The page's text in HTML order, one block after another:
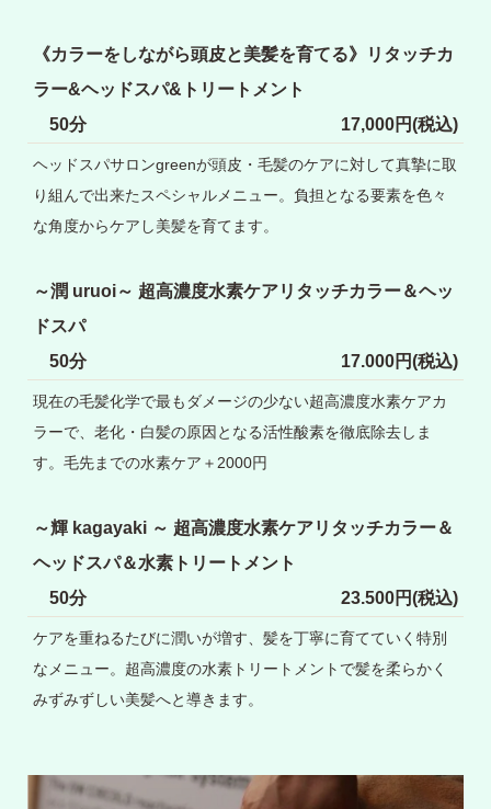
《カラーをしながら頭皮と美髪を育てる》リタッチカ
ラー&ヘッドスパ&トリートメント
50分
17,000円(税込)
ヘッドスパサロンgreenが頭皮・毛髪のケアに対して真摯に取
り組んで出来たスペシャルメニュー。負担となる要素を色々
な角度からケアし美髪を育てます。
～潤 uruoi～ 超高濃度水素ケアリタッチカラー＆ヘッ
ドスパ
50分
17.000円(税込)
現在の毛髪化学で最もダメージの少ない超高濃度水素ケアカ
ラーで、老化・白髪の原因となる活性酸素を徹底除去しま
す。毛先までの水素ケア＋2000円
～輝 kagayaki ～ 超高濃度水素ケアリタッチカラー＆
ヘッドスパ＆水素トリートメント
50分
23.500円(税込)
ケアを重ねるたびに潤いが増す、髪を丁寧に育てていく特別
なメニュー。超高濃度の水素トリートメントで髪を柔らかく
みずみずしい美髪へと導きます。